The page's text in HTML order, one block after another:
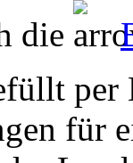
die
für